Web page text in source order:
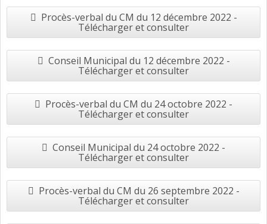
Procès-verbal du CM du 12 décembre 2022 -
Télécharger et consulter
Conseil Municipal du 12 décembre 2022 -
Télécharger et consulter
Procès-verbal du CM du 24 octobre 2022 -
Télécharger et consulter
Conseil Municipal du 24 octobre 2022 -
Télécharger et consulter
Procès-verbal du CM du 26 septembre 2022 -
Télécharger et consulter